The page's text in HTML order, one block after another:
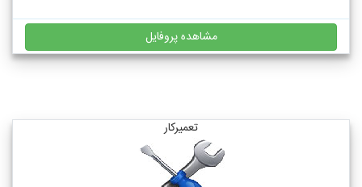
مشاهده پروفایل
تعمیرکار